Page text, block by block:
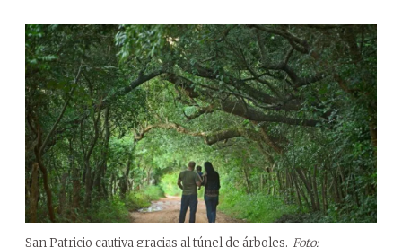
San Patricio cautiva gracias al túnel de árboles. Foto: